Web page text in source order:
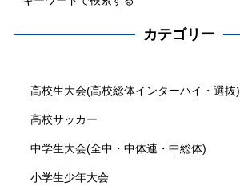
カテゴリー
高校生大会(高校総体インターハイ・選抜)
高校サッカー
中学生大会(全中・中体連・中総体)
小学生少年大会